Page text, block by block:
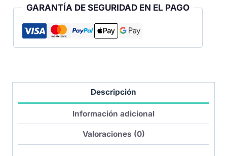
GARANTÍA DE SEGURIDAD EN EL PAGO
Descripción
Información adicional
Valoraciones (0)